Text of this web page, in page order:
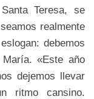
Teresa, se
realmente
debemos
«Este año
dejemos llevar
ritmo cansino.